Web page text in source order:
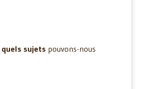
quels sujets pouvons-nous